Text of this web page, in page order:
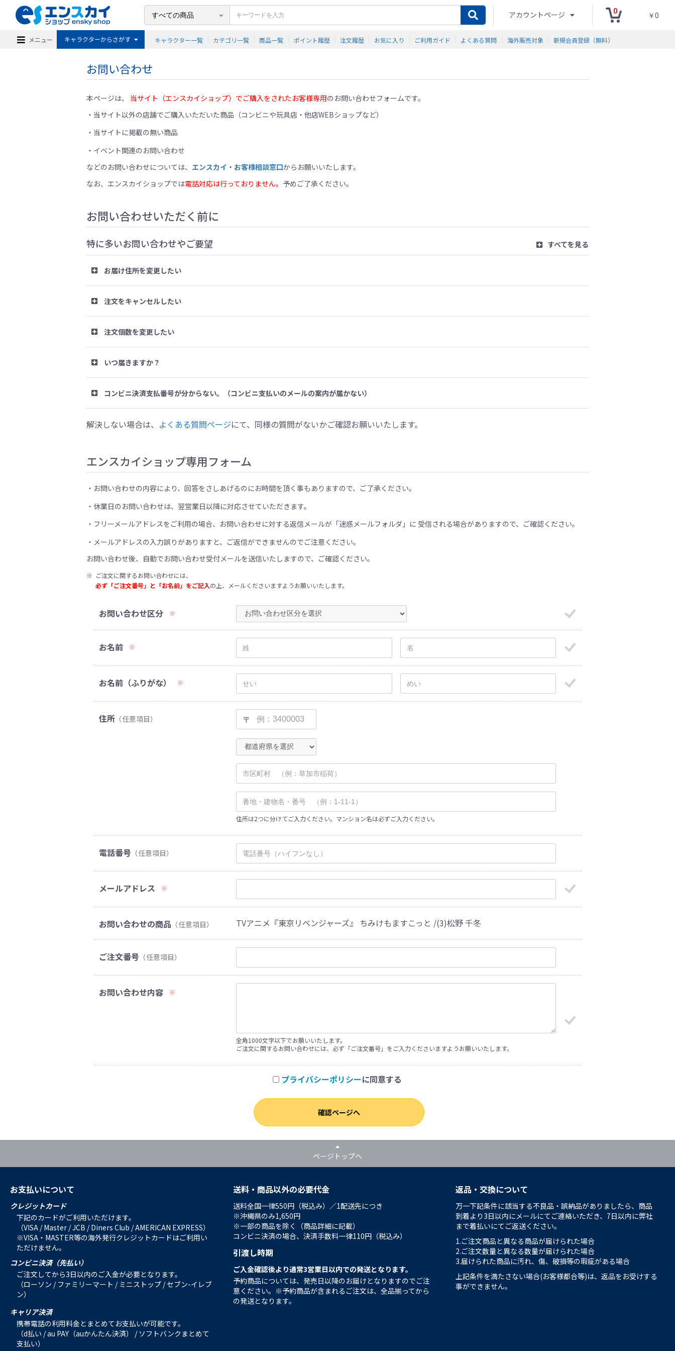
アカウントページ 0
￥0
メニュー キャラクターからさがす キャラクター一覧 カテゴリ一覧 商品一覧 ポイント履歴 注文履歴 お気に入り ご利用ガイド よくある質問 海外販売対象 新規会員登録（無料）
お問い合わせ
本ページは、 当サイト（エンスカイショップ）でご購入をされたお客様専用のお問い合わせフォームです。
当サイト以外の店舗でご購入いただいた商品（コンビニや玩具店・他店WEBショップなど）
当サイトに掲載の無い商品
イベント関連のお問い合わせ
などのお問い合わせについては、 エンスカイ・お客様相談窓口からお願いいたします。
なお、エンスカイショップでは電話対応は行っておりません。 予めご了承ください。
お問い合わせいただく前に
特に多いお問い合わせやご要望 すべてを見る
お届け住所を変更したい
注文をキャンセルしたい
注文個数を変更したい
いつ届きますか？
コンビニ決済支払番号が分からない。（コンビニ支払いのメールの案内が届かない）
解決しない場合は、 よくある質問ページにて、同様の質問がないかご確認お願いいたします。
エンスカイショップ専用フォーム
お問い合わせの内容により、回答をさしあげるのにお時間を頂く事もありますので、ご了承ください。
休業日のお問い合わせは、翌営業日以降に対応させていただきます。
フリーメールアドレスをご利用の場合、お問い合わせに対する返信メールが「迷惑メールフォルダ」に 受信される場合がありますので、ご確認ください。
メールアドレスの入力誤りがありますと、ご返信ができませんのでご注意ください。
お問い合わせ後、自動でお問い合わせ受付メールを送信いたしますので、ご確認ください。
※ ご注文に関するお問い合わせには、
必ず「ご注文番号」と「お名前」をご記入の上、メールくださいますようお願いいたします。
お問い合わせ区分 ※
お名前 ※
お名前（ふりがな） ※
住所 （任意項目） 〒
住所は2つに分けてご入力ください。マンション名は必ずご入力ください。
電話番号 （任意項目）
メールアドレス ※
お問い合わせの商品 （任意項目） TVアニメ『東京リベンジャーズ』 ちみけもますこっと /(3)松野 千冬
ご注文番号 （任意項目）
お問い合わせ内容 ※
全角1000文字以下でお願いいたします。
ご注文に関するお問い合わせには、必ず「ご注文番号」をご入力くださいますようお願いいたします。
プライバシーポリシーに同意する
確認ページへ
ページトップへ
お支払いについて
クレジットカード
下記のカードがご利用いただけます。
（VISA / Master / JCB / Diners Club / AMERICAN EXPRESS）
※VISA・MASTER等の海外発行クレジットカードはご利用い
ただけません。
コンビニ決済（先払い）
ご注文してから3日以内のご入金が必要となります。
（ローソン / ファミリーマート / ミニストップ / セブン-イレブ
ン）
キャリア決済
携帯電話の利用料金とまとめてお支払いが可能です。
（d払い / au PAY（auかんたん決済） / ソフトバンクまとめて
支払い）
送料・商品以外の必要代金
送料全国一律550円（税込み）／1配送先につき
※沖縄県のみ1,650円
※一部の商品を除く（商品詳細に記載）
コンビニ決済の場合、決済手数料一律110円（税込み）
引渡し時期
ご入金確認後より通常3営業日以内での発送となります。
予約商品については、発売日以降のお届けとなりますのでご注
意ください。※予約商品が含まれるご注文は、全品揃ってから
の発送となります。
返品・交換について
万一下記条件に該当する不良品・誤納品がありましたら、商品
到着より3日以内にメールにてご連絡いただき、7日以内に弊社
まで着払いにてご返送ください。
1.ご注文商品と異なる商品が届けられた場合
2.ご注文数量と異なる数量が届けられた場合
3.届けられた商品に汚れ、傷、破損等の瑕疵がある場合
上記条件を満たさない場合(お客様都合等)は、返品をお受けする
事ができません。